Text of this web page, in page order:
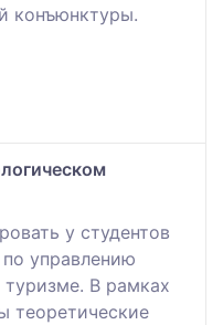
конъюнктуры.
у студентов
управлению
В рамках
теоретические